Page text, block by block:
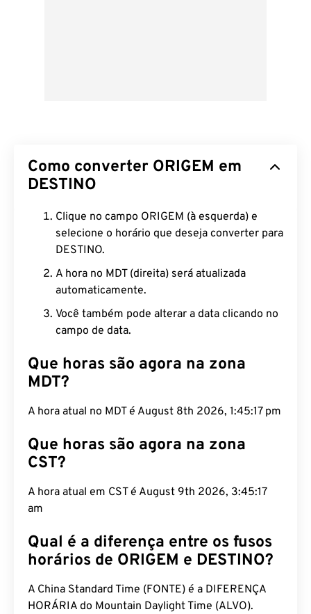
Como converter ORIGEM em
DESTINO
Clique no campo ORIGEM (à esquerda) e
selecione o horário que deseja converter para
DESTINO.
A hora no MDT (direita) será atualizada
automaticamente.
Você também pode alterar a data clicando no
campo de data.
Que horas são agora na zona
MDT?
A hora atual no MDT é August 8th 2026, 1:45:18 pm
Que horas são agora na zona
CST?
A hora atual em CST é August 9th 2026, 3:45:18
am
Qual é a diferença entre os fusos
horários de ORIGEM e DESTINO?
A China Standard Time (FONTE) é a DIFERENÇA
HORÁRIA do Mountain Daylight Time (ALVO).